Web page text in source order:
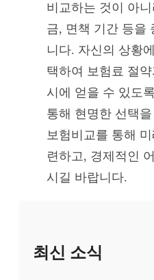
비교하는 것이 아
금, 면책 기간 등을
니다. 자신의 상황
택하여 보험료 절
시에 얻을 수 있도
통해 현명한 선택
보험비교를 통해
련하고, 경제적인
시길 바랍니다.
최신 소식